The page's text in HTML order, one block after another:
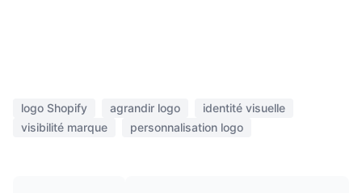
logo Shopify agrandir logo
identité visuelle
visibilité marque
personnalisation logo